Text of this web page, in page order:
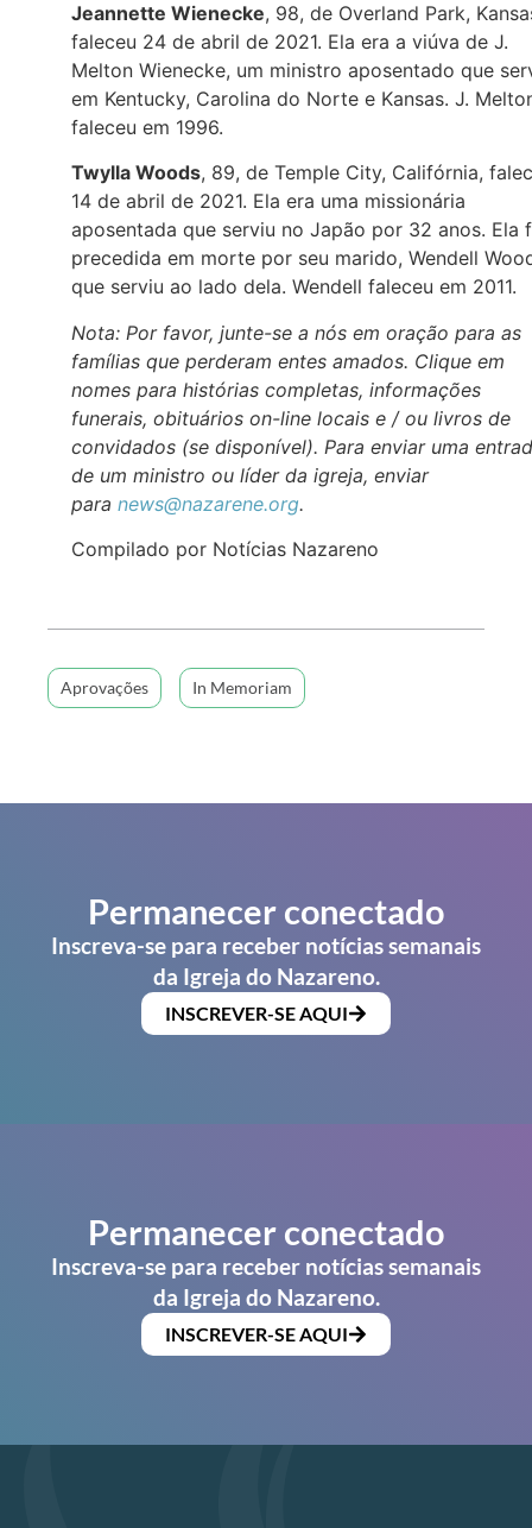
Jeannette Wienecke, 98, de Overland Park,
faleceu 24 de abril de 2021. Ela era a viúva de J.
Melton Wienecke, um ministro aposentado que
em Kentucky, Carolina do Norte e Kansas. J.
faleceu em 1996.
Twylla Woods, 89, de Temple City, Califórnia,
14 de abril de 2021. Ela era uma missionária
aposentada que serviu no Japão por 32 anos. Ela
precedida em morte por seu marido, Wendell
que serviu ao lado dela. Wendell faleceu em 2011.
Nota: Por favor, junte-se a nós em oração para as
famílias que perderam entes amados. Clique em
nomes para histórias completas, informações
funerais, obituários on-line locais e / ou livros de
convidados (se disponível). Para enviar uma
de um ministro ou líder da igreja, enviar
para news@nazarene.org.
Compilado por Notícias Nazareno
Aprovações In Memoriam
Permanecer conectado
Inscreva-se para receber notícias semanais
da Igreja do Nazareno.
INSCREVER-SE AQUI
Permanecer conectado
Inscreva-se para receber notícias semanais
da Igreja do Nazareno.
INSCREVER-SE AQUI